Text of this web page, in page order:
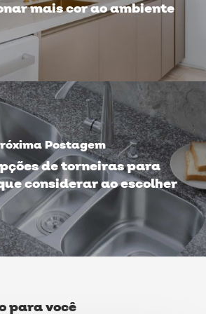
mais cor ao ambiente
Postagem
de torneiras para
considerar ao escolher
para você